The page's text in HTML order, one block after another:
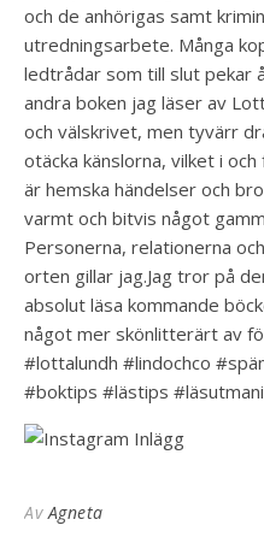
och de anhörigas samt
utredningsarbete. Många
ledtrådar som till slut pekar
andra boken jag läser av
och välskrivet, men tyvärr
otäcka känslorna, vilket i
är hemska händelser och
varmt och bitvis något
Personerna, relationerna
orten gillar jag.️Jag tror på
absolut läsa kommande
något mer skönlitterärt av
#lottalundh #lindochco
#boktips #lästips
AvAgneta